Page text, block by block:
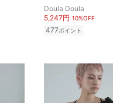
Doula Doula
5,247円 10%OFF
477ポイント